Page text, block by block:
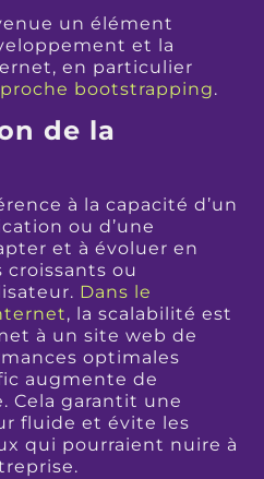
un élément
et la
en particulier
bootstrapping.
de la
à la capacité d’un
ou d’une
et à évoluer en
croissants ou
Dans le
, la scalabilité est
à un site web de
optimales
augmente de
Cela garantit une
fluide et évite les
qui pourraient nuire à